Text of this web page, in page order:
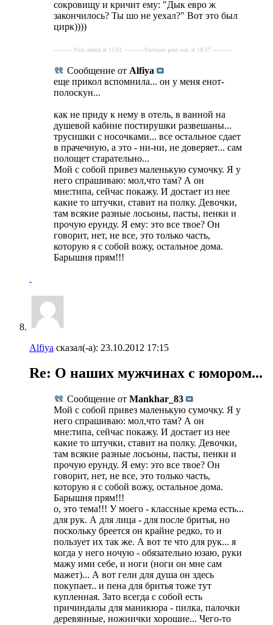
сокровищу и кричит ему: "Дык евро ж
закончилось? Ты шо не уехал?" Вот это был
цирк))))
---------- Post added at 15:01 ---------- Previous post was at 14:57 ----------
Сообщение от Alfiya
еще прикол вспомнила... он у меня енот-
полоскун...
как не приду к нему в отель, в ванной на
душевой кабине постирушки развешаны...
трусишки с носочками... все остальное сдает
в прачечную, а это - ни-ни, не доверяет... сам
полощет старательно...
Мой с собой привез маленькую сумочку. Я у
него спрашиваю: мол,что там? А он
мне:типа, сейчас покажу. И достает из нее
какие то штучки, ставит на полку. Девочки,
там всякие разные лосьоны, пасты, пенки и
прочую ерунду. Я ему: это все твое? Он
говорит, нет, не все, это только часть,
которую я с собой вожу, остальное дома.
Барышня прям!!!
Alfiya сказал(-а): 23.10.2012 17:15
Re: О наших мужчинах с юмором...
Сообщение от Mankhar_83
Мой с собой привез маленькую сумочку. Я у
него спрашиваю: мол,что там? А он
мне:типа, сейчас покажу. И достает из нее
какие то штучки, ставит на полку. Девочки,
там всякие разные лосьоны, пасты, пенки и
прочую ерунду. Я ему: это все твое? Он
говорит, нет, не все, это только часть,
которую я с собой вожу, остальное дома.
Барышня прям!!!
о, это тема!!! У моего - классные крема есть...
для рук. А для лица - для после бритья, но
поскольку бреется он крайне редко, то и
пользует их так же. А вот те что для рук... я
когда у него ночую - обязательно юзаю, руки
мажу ими себе, и ноги (ноги он мне сам
мажет)... А вот гели для душа он здесь
покупает.. и пена для бритья тоже тут
купленная. Зато всегда с собой есть
причиндалы для маникюра - пилка, палочки
деревянные, ножнички хорошие... Чего-то